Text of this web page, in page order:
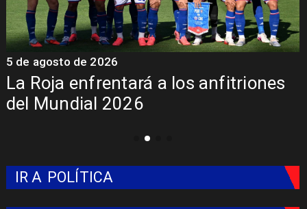
La Roja enfrentará a los anfitriones
del Mundial 2026
5 de agosto de 2026
IR A POLÍTICA